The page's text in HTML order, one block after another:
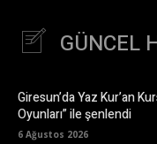
GÜNCEL
Giresun’da Yaz Kur’an
Oyunları” ile şenlendi
6 Ağustos 2026